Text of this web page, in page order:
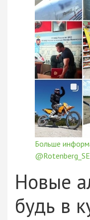
Больше
Новые
будь в